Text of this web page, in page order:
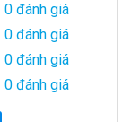
| 0 đánh giá
| 0 đánh giá
| 0 đánh giá
| 0 đánh giá